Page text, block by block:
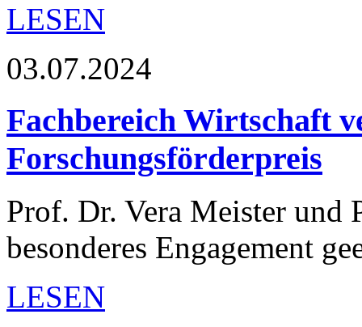
LESEN
03.07.2024
Fachbereich Wirtschaft
Forschungsförderpreis
Prof. Dr. Vera Meister
besonderes Engagement
LESEN